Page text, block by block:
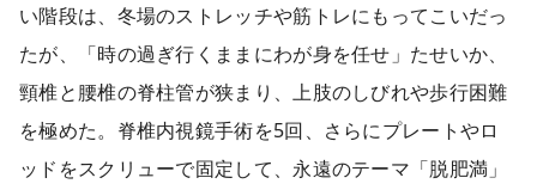
い階段は、冬場のストレッチや筋トレにもってこいだっ
たが、「時の過ぎ行くままにわが身を任せ」たせいか、
頸椎と腰椎の脊柱管が狭まり、上肢のしびれや歩行困難
を極めた。脊椎内視鏡手術を5回、さらにプレートやロ
ッドをスクリューで固定して、永遠のテーマ「脱肥満」